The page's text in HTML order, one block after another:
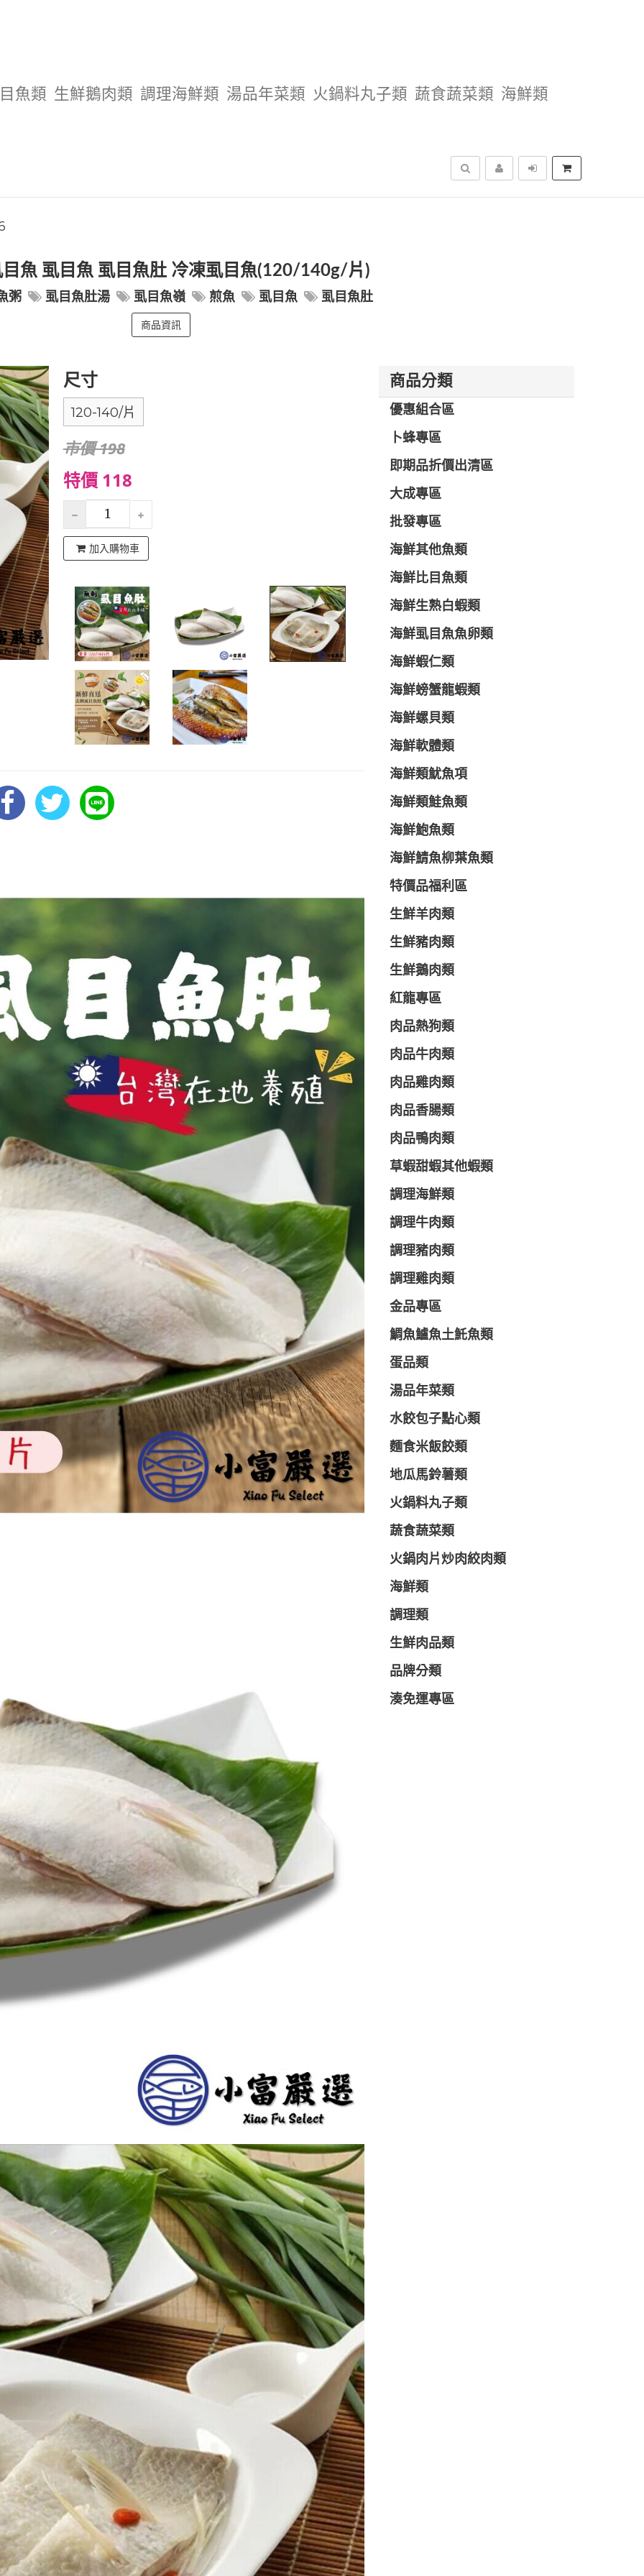
魚類 生鮮鵝肉類 調理海鮮類 湯品年菜類 火鍋料丸子類 蔬食蔬菜類 海鮮類
搜尋
魚 虱目魚 虱目魚肚 冷凍虱目魚(120/140g/片)
粥 虱目魚肚湯 虱目魚嶺 煎魚 虱目魚 虱目魚肚
商品資訊
尺寸
120-140/片
市價 198
特價 118
加入購物車
商品分類
優惠組合區
卜蜂專區
即期品折價出清區
大成專區
批發專區
海鮮其他魚類
海鮮比目魚類
海鮮生熟白蝦類
海鮮虱目魚魚卵類
海鮮蝦仁類
海鮮螃蟹龍蝦類
海鮮螺貝類
海鮮軟體類
海鮮類魷魚項
海鮮類鮭魚類
海鮮鮑魚類
海鮮鯖魚柳葉魚類
特價品福利區
生鮮羊肉類
生鮮豬肉類
生鮮鵝肉類
紅龍專區
肉品熱狗類
肉品牛肉類
肉品雞肉類
肉品香腸類
肉品鴨肉類
草蝦甜蝦其他蝦類
調理海鮮類
調理牛肉類
調理豬肉類
調理雞肉類
金品專區
鯛魚鱸魚土魠魚類
蛋品類
湯品年菜類
水餃包子點心類
麵食米飯餃類
地瓜馬鈴薯類
火鍋料丸子類
蔬食蔬菜類
火鍋肉片炒肉絞肉類
海鮮類
調理類
生鮮肉品類
品牌分類
湊免運專區